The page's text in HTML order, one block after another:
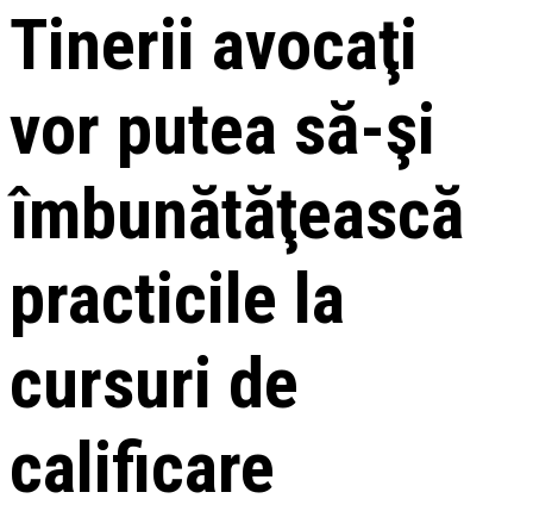
Tinerii avocaţi
vor putea să-şi
îmbunătăţească
practicile la
cursuri de
calificare